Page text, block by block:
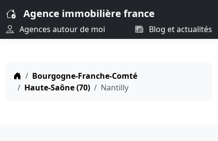
Agence immobilière france
Agences autour de moi Blog et actualités
Bourgogne-Franche-Comté
Haute-Saône (70)
Nantilly